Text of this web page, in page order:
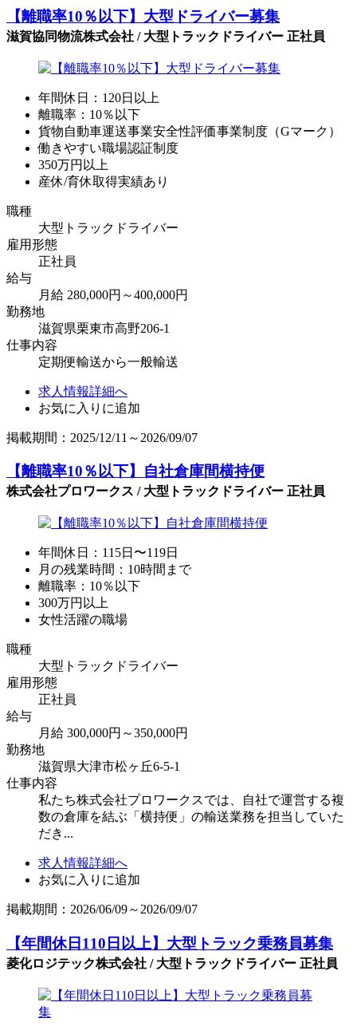
【離職率10％以下】大型ドライバー募集
滋賀協同物流株式会社 / 大型トラックドライバー 正社員
年間休日：120日以上
離職率：10％以下
貨物自動車運送事業安全性評価事業制度（Gマーク）
働きやすい職場認証制度
350万円以上
産休/育休取得実績あり
職種
大型トラックドライバー
雇用形態
正社員
給与
月給 280,000円～400,000円
勤務地
滋賀県栗東市高野206-1
仕事内容
定期便輸送から一般輸送
求人情報詳細へ
お気に入りに追加
掲載期間：2025/12/11～2026/09/07
【離職率10％以下】自社倉庫間横持便
株式会社プロワークス / 大型トラックドライバー 正社員
年間休日：115日〜119日
月の残業時間：10時間まで
離職率：10％以下
300万円以上
女性活躍の職場
職種
大型トラックドライバー
雇用形態
正社員
給与
月給 300,000円～350,000円
勤務地
滋賀県大津市松ヶ丘6-5-1
仕事内容
私たち株式会社プロワークスでは、自社で運営する複
数の倉庫を結ぶ「横持便」の輸送業務を担当していた
だき...
求人情報詳細へ
お気に入りに追加
掲載期間：2026/06/09～2026/09/07
【年間休日110日以上】大型トラック乗務員募集
菱化ロジテック株式会社 / 大型トラックドライバー 正社員